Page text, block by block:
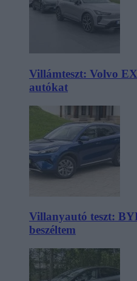
Villámteszt: Volvo
autókat
Villanyautó teszt:
beszéltem